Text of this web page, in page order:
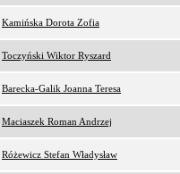
Kamińska Dorota Zofia
Toczyński Wiktor Ryszard
Barecka-Galik Joanna Teresa
Maciaszek Roman Andrzej
Różewicz Stefan Władysław